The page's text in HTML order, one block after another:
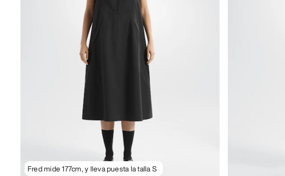
Fred mide 177cm, y lleva puesta la talla S